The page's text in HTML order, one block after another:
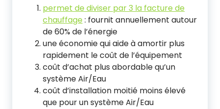
permet de diviser par 3 la facture de
chauffage: fournit annuellement autour
de 60% de l’énergie
une économie qui aide à amortir plus
rapidement le coût de l’équipement
coût d’achat plus abordable qu’un
système Air/Eau
coût d’installation moitié moins élevé
que pour un système Air/Eau